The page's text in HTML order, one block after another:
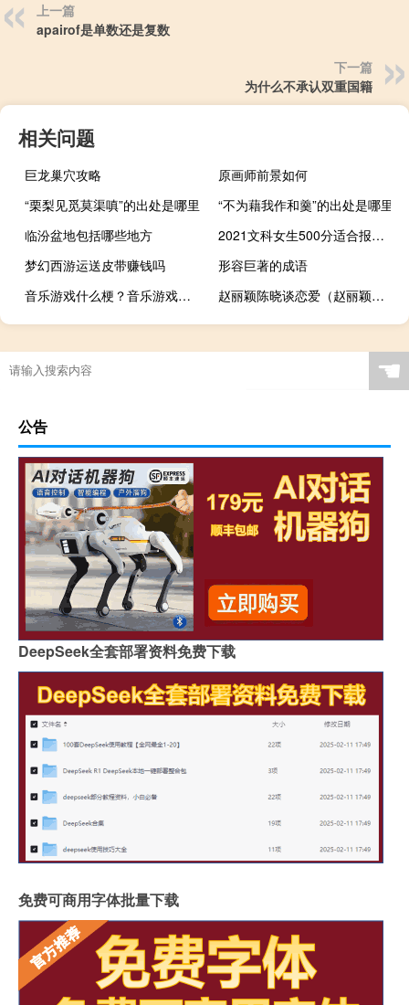
上一篇
apairof是单数还是复数
下一篇
为什么不承认双重国籍
相关问题
巨龙巢穴攻略
原画师前景如何
“栗梨见觅莫渠嗔”的出处是哪里
“不为藉我作和羹”的出处是哪里
临汾盆地包括哪些地方
2021文科女生500分适合报的大学有哪些
梦幻西游运送皮带赚钱吗
形容巨著的成语
音乐游戏什么梗？音乐游戏是什么意思什么梗
赵丽颖陈晓谈恋爱（赵丽颖陈晓公开恋情）
☚
公告
DeepSeek全套部署资料免费下载
免费可商用字体批量下载